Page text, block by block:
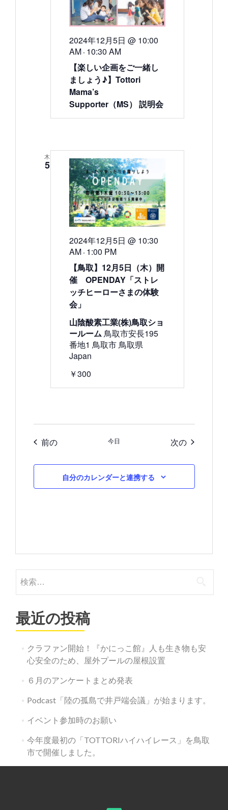
【楽しい企画をご一緒し
ましょう♪】Tottori
Mama’s
Supporter（MS） 説明会
2024年12月5日 @ 10:00
AM - 10:30 AM
木
5
【鳥取】12月5日（木）開
催 OPENDAY「ストレ
ッチヒーローさまの体験
会」
2024年12月5日 @ 10:30
AM - 1:00 PM
山陰酸素工業(株)鳥取ショ
ールーム鳥取市安長195
番地1 鳥取市 鳥取県
Japan
￥300
前のイベント 今日 次のイベント
自分のカレンダーと連携する
索:
最近の投稿
クラファン開始！『かにっこ館』人も生き物も安
心安全のため、屋外プールの屋根設置
６月のアンケートまとめ発表
Podcast「陸の孤島で井戸端会議」が始まります。
イベント参加時のお願い
今年度最初の「TOTTORIハイハイレース」を鳥取
市で開催しました。